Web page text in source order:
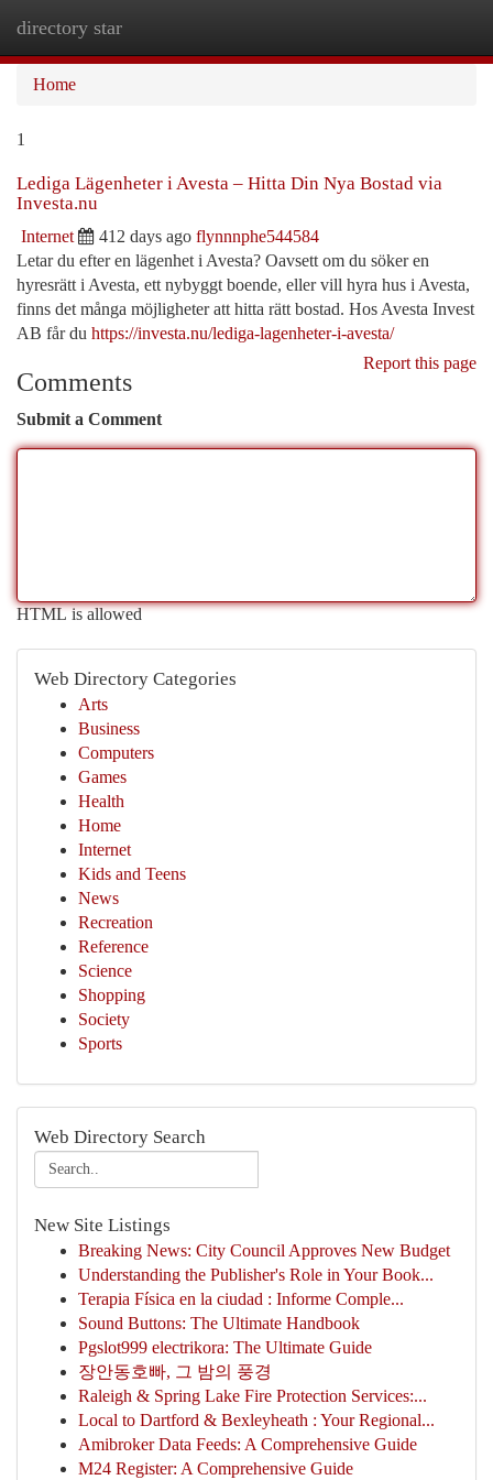
directory star
Home
1
Lediga Lägenheter i Avesta – Hitta Din Nya Bostad via
Investa.nu
Internet 412 days ago flynnnphe544584
Letar du efter en lägenhet i Avesta? Oavsett om du söker en
hyresrätt i Avesta, ett nybyggt boende, eller vill hyra hus i Avesta,
finns det många möjligheter att hitta rätt bostad. Hos Avesta Invest
AB får du https://investa.nu/lediga-lagenheter-i-avesta/
Report this page
Comments
Submit a Comment
HTML is allowed
Web Directory Categories
Arts
Business
Computers
Games
Health
Home
Internet
Kids and Teens
News
Recreation
Reference
Science
Shopping
Society
Sports
Web Directory Search
New Site Listings
Breaking News: City Council Approves New Budget
Understanding the Publisher's Role in Your Book...
Terapia Física en la ciudad : Informe Comple...
Sound Buttons: The Ultimate Handbook
Pgslot999 electrikora: The Ultimate Guide
장안동호빠, 그 밤의 풍경
Raleigh & Spring Lake Fire Protection Services:...
Local to Dartford & Bexleyheath : Your Regional...
Amibroker Data Feeds: A Comprehensive Guide
M24 Register: A Comprehensive Guide